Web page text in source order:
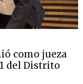
como jueza
del Distrito